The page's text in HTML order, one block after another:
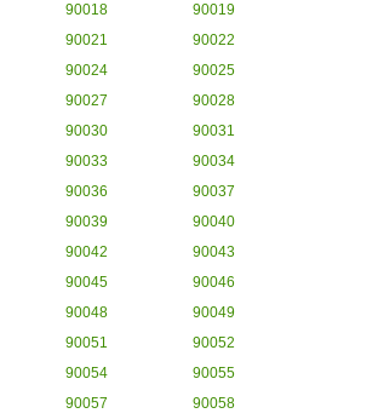
90018
90019
90021
90022
90024
90025
90027
90028
90030
90031
90033
90034
90036
90037
90039
90040
90042
90043
90045
90046
90048
90049
90051
90052
90054
90055
90057
90058